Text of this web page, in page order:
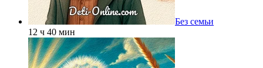
Без семьи
12 ч 40 мин